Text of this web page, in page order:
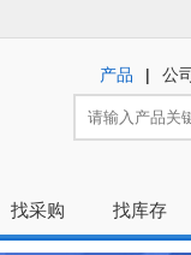
产品 | 公
找采购 找库存